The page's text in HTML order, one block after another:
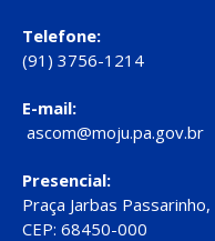
Telefone:
(91) 3756-1214
E-mail:
ascom@moju.pa.gov.br
Presencial:
Praça Jarbas
CEP: 68450-000